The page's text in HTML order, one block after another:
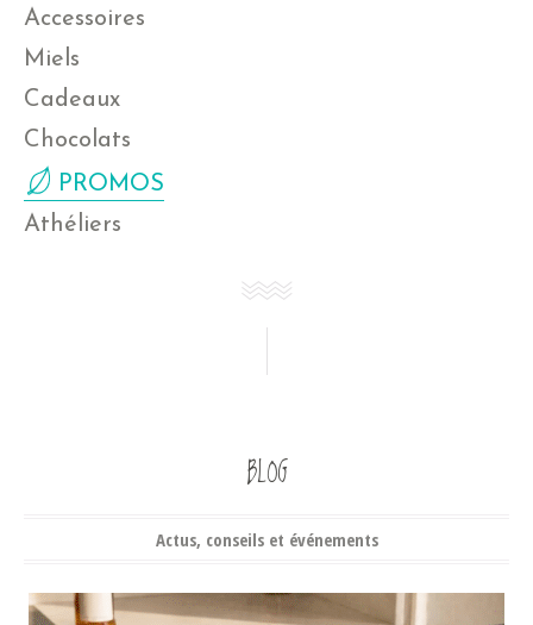
Accessoires
Miels
Cadeaux
Chocolats
PROMOS
Athéliers
BLOG
Actus, conseils et événements